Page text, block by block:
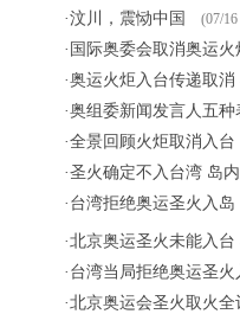
·汶川，震恸中国 (07/
· 国际奥委会取消奥运
·奥运火炬入台传递取
·奥组委新闻发言人五
·全景回顾火炬取消入
·圣火确定不入台湾 岛
· 台湾拒绝奥运圣火入岛
·北京奥运圣火未能入
· 台湾当局拒绝奥运圣
·北京奥运会圣火取火